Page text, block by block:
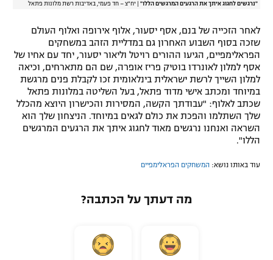
"נרגשים לחגוג איתך את הרגעים המרגשים הללו" יח"צ – חד פעמי, באדיבות רשת מלונות פתאל
לאחר הזכייה של בנם, אסף יסעור, אלוף אירופה ואלוף העולם
שזכה בסוף השבוע האחרון גם במדליית הזהב במשחקים
הפראלימפיים, הגיעו ההורים רויטל וליאור יסעור, יחד עם אחיו של
אסף למלון לאונרדו בוטיק פריז אופרה, שם הם מתארחים, וכיאה
למלון השייך לרשת ישראלית בינלאומית זכו לקבלת פנים מרגשת
במיוחד ומכתב אישי מדוד פתאל, בעל השליטה במלונות פתאל
שכתב לאלוף: "עבודתך הקשה, המסירות והכישרון היוצא מהכלל
שלך השתלמו והפכת את כולם לגאים במיוחד. הניצחון שלך הוא
השראה ואנחנו נרגשים מאוד לחגוג איתך את הרגעים המרגשים
הללו".
עוד באותו נושא: המשחקים הפראלימפיים
מה דעתך על הכתבה?